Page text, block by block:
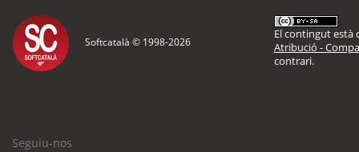
Softcatalà © 1998-2026
El contingut està
Atribució -
contrari.
Seguiu-nos